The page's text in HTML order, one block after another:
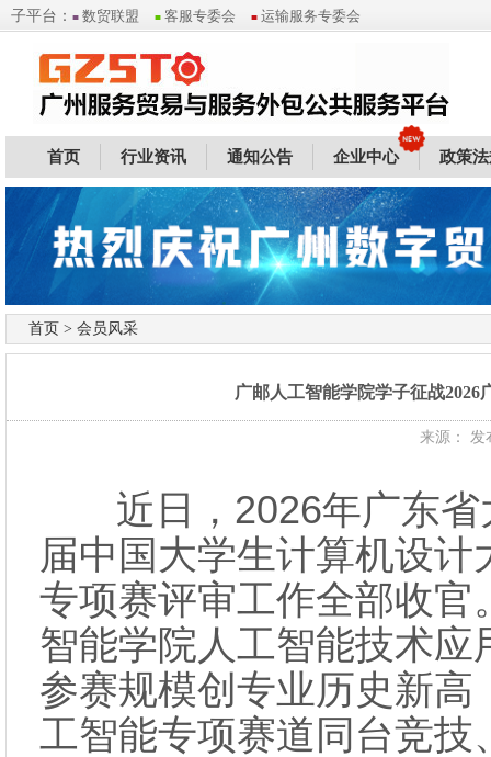
子平台： ■ 数贸联盟 ■ 客服专委会 ■ 运输服务专委会
首页 行业资讯 通知公告 企业中心 政策
首页 > 会员风采
广邮人工智能学院学子征战
来源： 发
近日，2026年广东省
届中国大学生计算机设
专项赛评审工作全部收
智能学院人工智能技术
参赛规模创专业历史新
工智能专项赛道同台竞